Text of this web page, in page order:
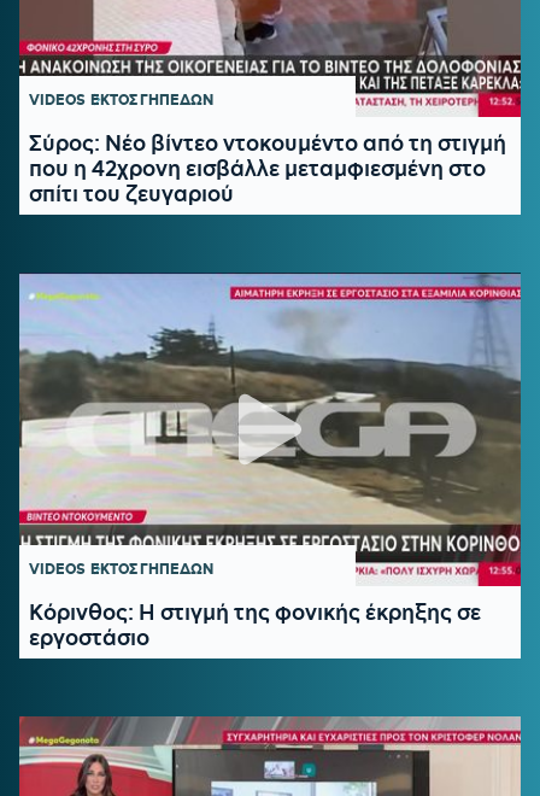
VIDEOS ΕΚΤΟΣ ΓΗΠΕΔΩΝ
Σύρος: Νέο βίντεο ντοκουμέντο από τη στιγμή
που η 42χρονη εισβάλλε μεταμφιεσμένη στο
σπίτι του ζευγαριού
VIDEOS ΕΚΤΟΣ ΓΗΠΕΔΩΝ
Κόρινθος: Η στιγμή της φονικής έκρηξης σε
εργοστάσιο